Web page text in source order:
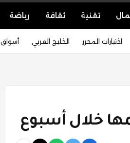
تقنية ثقافة رياضة
اختيارات المحرر الخليج العربي أسواق
خلال أسبوع